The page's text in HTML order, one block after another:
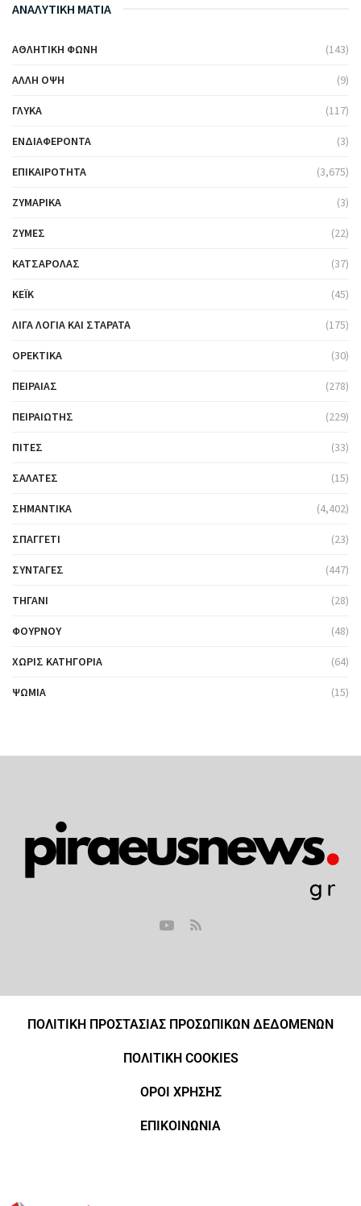
ΑΝΑΛΥΤΙΚΗ ΜΑΤΙΑ
ΑΘΛΗΤΙΚΉ ΦΩΝΉ (143)
ΆΛΛΗ ΌΨΗ (9)
ΓΛΥΚΆ (117)
ΕΝΔΙΑΦΈΡΟΝΤΑ (3)
ΕΠΙΚΑΙΡΌΤΗΤΑ (3,675)
ΖΥΜΑΡΙΚΆ (3)
ΖΎΜΕΣ (22)
ΚΑΤΣΑΡΌΛΑΣ (37)
ΚΈΙΚ (45)
ΛΊΓΑ ΛΌΓΙΑ ΚΑΙ ΣΤΑΡΆΤΑ (175)
ΟΡΕΚΤΙΚΆ (30)
ΠΕΙΡΑΙΆΣ (278)
ΠΕΙΡΑΙΏΤΗΣ (229)
ΠΊΤΕΣ (33)
ΣΑΛΆΤΕΣ (15)
ΣΗΜΑΝΤΙΚΆ (4,402)
ΣΠΑΓΓΈΤΙ (23)
ΣΥΝΤΑΓΈΣ (447)
ΤΗΓΆΝΙ (28)
ΦΟΎΡΝΟΥ (48)
ΧΩΡΊΣ ΚΑΤΗΓΟΡΊΑ (64)
ΨΩΜΙΆ (15)
ΠΟΛΙΤΙΚΗ ΠΡΟΣΤΑΣΙΑΣ ΠΡΟΣΩΠΙΚΩΝ ΔΕΔΟΜΕΝΩΝ
ΠΟΛΙΤΙΚΗ COOKIES
ΟΡΟΙ ΧΡΗΣΗΣ
ΕΠΙΚΟΙΝΩΝΙΑ